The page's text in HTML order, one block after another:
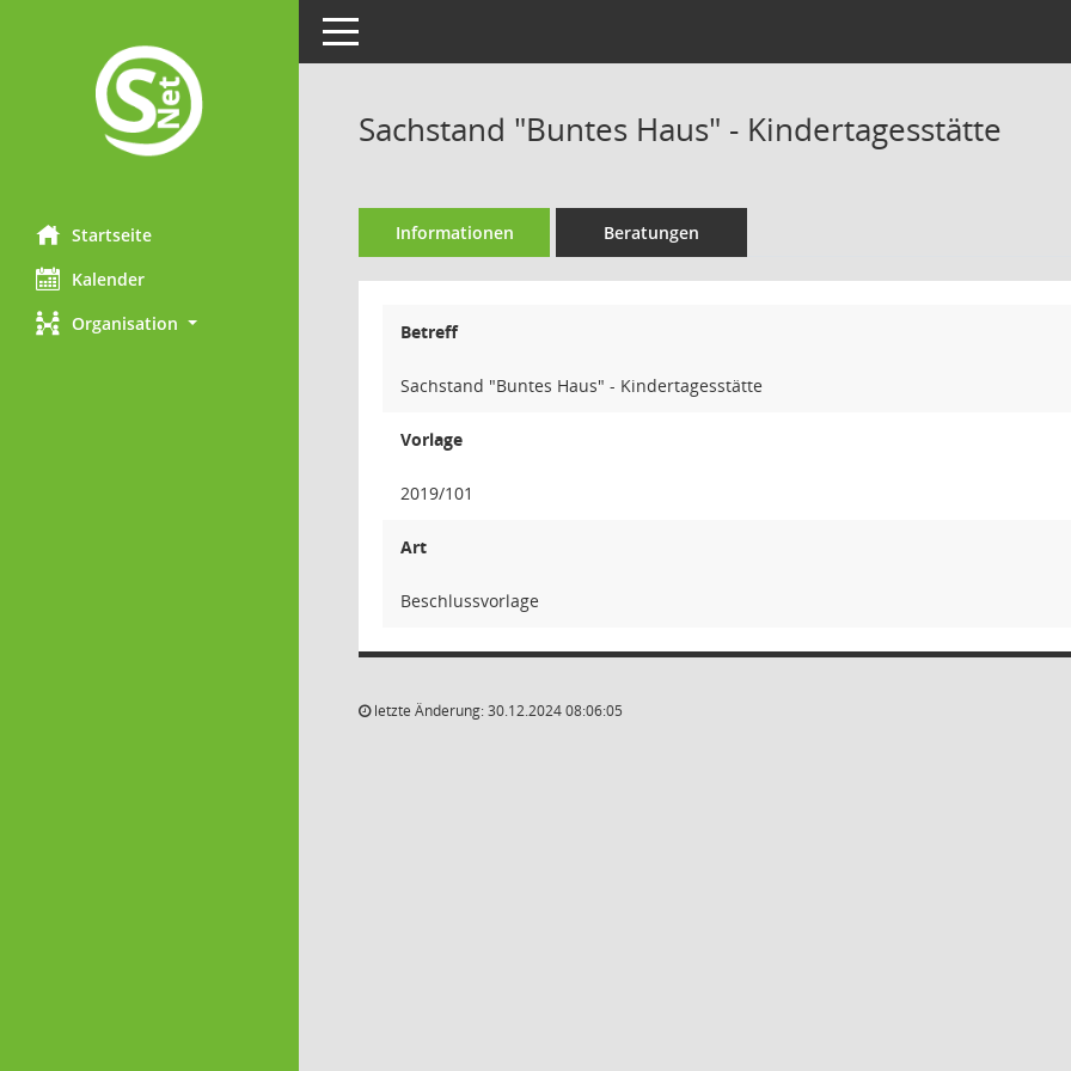
Startseite
Kalender
Organisation
Toggle navigation
Sachstand "Buntes Haus" - Kindertagesstätte
Informationen Beratungen
Betreff
Sachstand "Buntes Haus" - Kindertagesstätte
Vorlage
2019/101
Art
Beschlussvorlage
letzte Änderung: 30.12.2024 08:06:05